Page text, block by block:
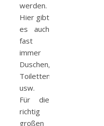
werden.
Hier gibt
es auch
fast
immer
Duschen,
Toiletten
usw.
Für die
richtig
großen